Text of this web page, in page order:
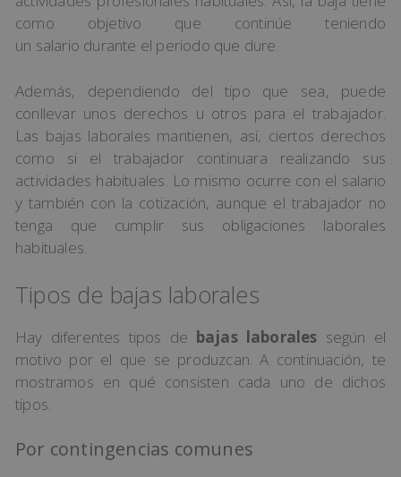
como objetivo que continúe teniendo
un salario durante el periodo que dure.
Además, dependiendo del tipo que sea, puede
conllevar unos derechos u otros para el trabajador.
Las bajas laborales mantienen, así, ciertos derechos
como si el trabajador continuara realizando sus
actividades habituales. Lo mismo ocurre con el salario
y también con la cotización, aunque el trabajador no
tenga que cumplir sus obligaciones laborales
habituales.
Tipos de bajas laborales
Hay diferentes tipos de bajas laborales según el
motivo por el que se produzcan. A continuación, te
mostramos en qué consisten cada uno de dichos
tipos.
Por contingencias comunes